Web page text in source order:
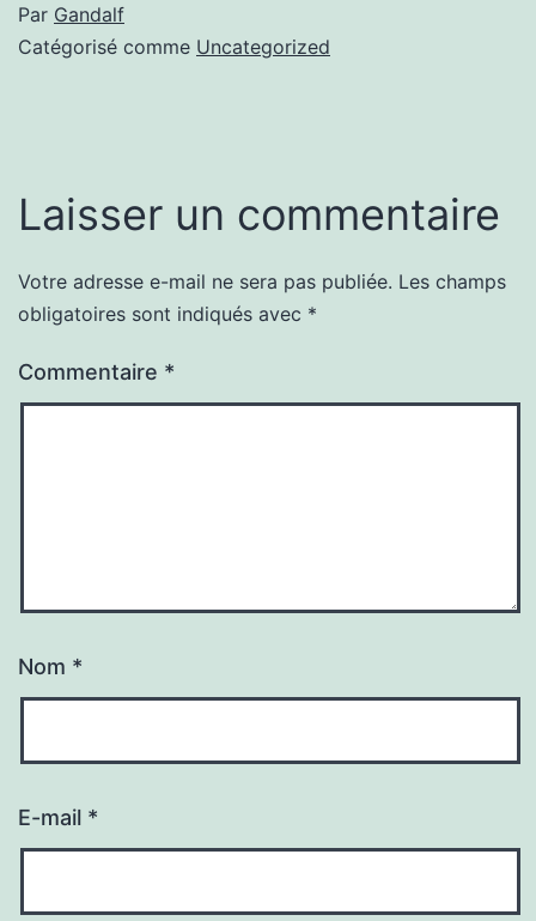
Par Gandalf
Catégorisé comme Uncategorized
Laisser un commentaire
Votre adresse e-mail ne sera pas publiée. Les champs
obligatoires sont indiqués avec *
Commentaire *
Nom *
E-mail *